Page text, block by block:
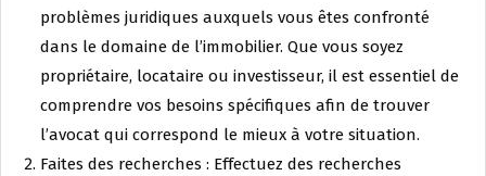
problèmes juridiques auxquels vous êtes confronté
dans le domaine de l’immobilier. Que vous soyez
propriétaire, locataire ou investisseur, il est essentiel de
comprendre vos besoins spécifiques afin de trouver
l’avocat qui correspond le mieux à votre situation.
Faites des recherches : Effectuez des recherches